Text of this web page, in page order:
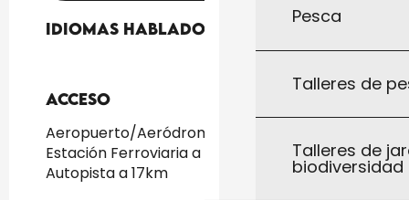
Pesca
Talleres de
Talleres de
biodiversidad
Idiomas hablados
Idiomas hablados
Acceso
Acceso
Aeropuerto/Aeródromo a 150km
Estación Ferroviaria a 17km
Autopista a 17km